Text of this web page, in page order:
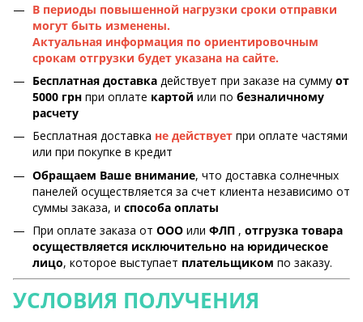
В периоды повышенной нагрузки сроки отправки
могут быть изменены.
Актуальная информация по ориентировочным
срокам отгрузки будет указана на сайте.
Бесплатная доставка действует при заказе на сумму от
5000 грн при оплате картой или по безналичному
расчету
Бесплатная доставка не действует при оплате частями
или при покупке в кредит
Обращаем Ваше внимание, что доставка солнечных
панелей осуществляется за счет клиента независимо от
суммы заказа, и способа оплаты
При оплате заказа от ООО или ФЛП , отгрузка товара
осуществляется исключительно на юридическое
лицо, которое выступает плательщиком по заказу.
УСЛОВИЯ ПОЛУЧЕНИЯ